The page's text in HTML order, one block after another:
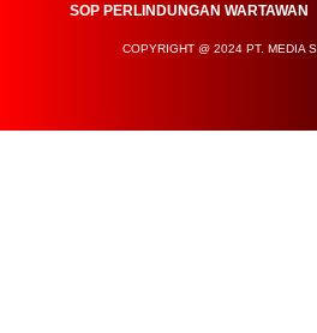
SOP PERLINDUNGAN WARTAWAN
COPYRIGHT @ 2024 PT. MEDIA